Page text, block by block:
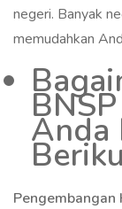
negeri. Banyak
memudahkan
Anda
Pengembangan